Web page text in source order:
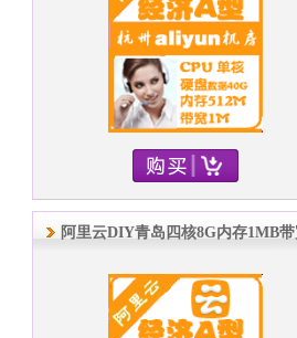
阿里云DIY青岛四核8G内存1MB